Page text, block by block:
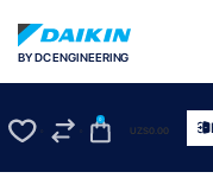
BY DC ENGINEERING
0
UZS0.00